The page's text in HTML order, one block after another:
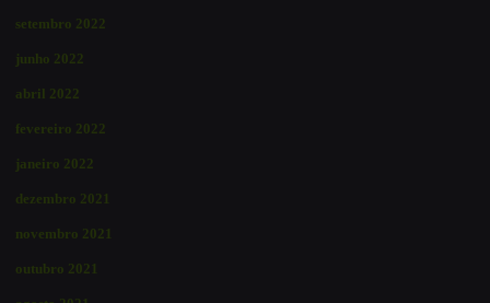
setembro 2022
junho 2022
abril 2022
fevereiro 2022
janeiro 2022
dezembro 2021
novembro 2021
outubro 2021